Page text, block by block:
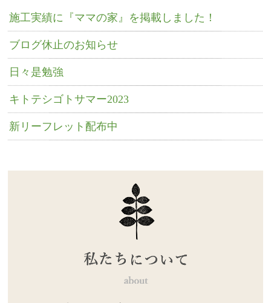
施工実績に『ママの家』を掲載しました！
ブログ休止のお知らせ
日々是勉強
キトテシゴトサマー2023
新リーフレット配布中